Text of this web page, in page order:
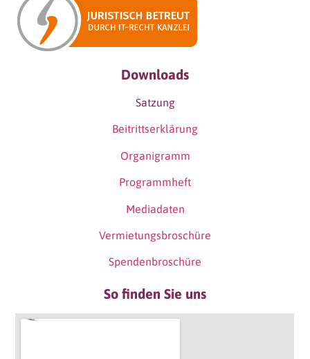
Downloads
Satzung
Beitrittserklärung
Organigramm
Programmheft
Mediadaten
Vermietungsbroschüre
Spendenbroschüre
So finden Sie uns